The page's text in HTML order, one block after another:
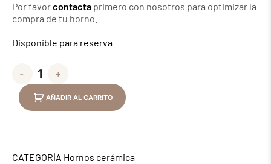
Por favorcontacta primero con nosotros para optimizar la
compra de tu horno.
Disponible para reserva
- +
AÑADIR AL CARRITO
CATEGORÍA Hornos cerámica